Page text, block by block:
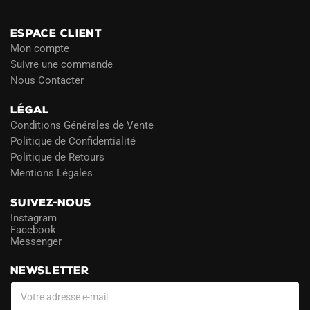
ESPACE CLIENT
Mon compte
Suivre une commande
Nous Contacter
LÉGAL
Conditions Générales de Vente
Politique de Confidentialité
Politique de Retours
Mentions Légales
SUIVEZ-NOUS
Instagram
Facebook
Messenger
NEWSLETTER